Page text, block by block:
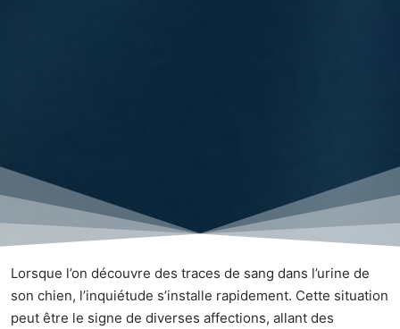
Lorsque l’on découvre des traces de sang dans l’urine de
son chien, l’inquiétude s’installe rapidement. Cette situation
peut être le signe de diverses affections, allant des